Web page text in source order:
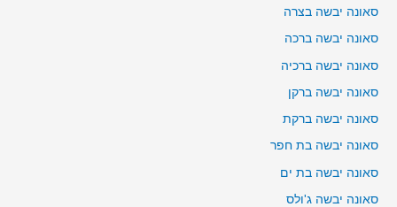
סאונה יבשה בצרה
סאונה יבשה ברכה
סאונה יבשה ברכיה
סאונה יבשה ברקן
סאונה יבשה ברקת
סאונה יבשה בת חפר
סאונה יבשה בת ים
סאונה יבשה ג'ולס